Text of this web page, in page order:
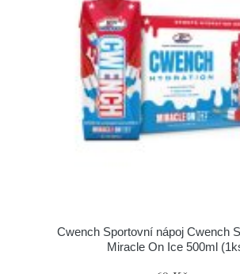
Cwench Sportovní nápoj Cwench
Miracle On Ice 500ml